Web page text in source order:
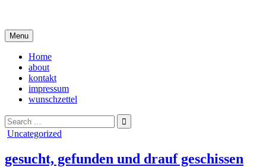
content
Menu
Home
about
kontakt
impressum
wunschzettel
Search
for:
Posted
Uncategorized
gesucht, gefunden und drauf geschissen